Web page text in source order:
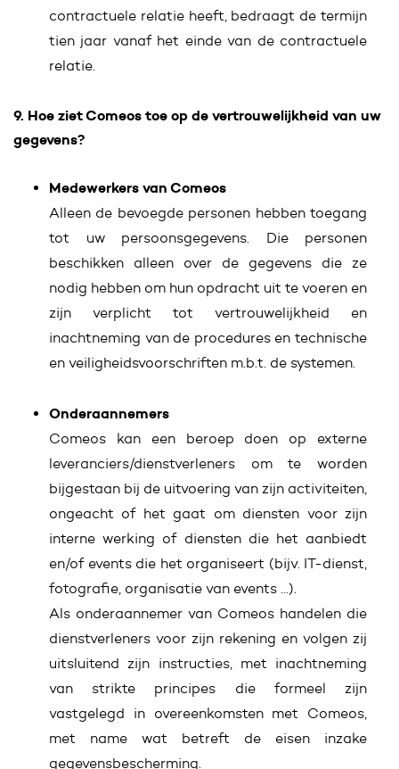
contractuele relatie heeft, bedraagt de termijn
tien jaar vanaf het einde van de contractuele
relatie.
9. Hoe ziet Comeos toe op de vertrouwelijkheid van uw
gegevens?
Medewerkers van Comeos
Alleen de bevoegde personen hebben toegang
tot uw persoonsgegevens. Die personen
beschikken alleen over de gegevens die ze
nodig hebben om hun opdracht uit te voeren en
zijn verplicht tot vertrouwelijkheid en
inachtneming van de procedures en technische
en veiligheidsvoorschriften m.b.t. de systemen.
Onderaannemers
Comeos kan een beroep doen op externe
leveranciers/dienstverleners om te worden
bijgestaan bij de uitvoering van zijn activiteiten,
ongeacht of het gaat om diensten voor zijn
interne werking of diensten die het aanbiedt
en/of events die het organiseert (bijv. IT-dienst,
fotografie, organisatie van events ...).
Als onderaannemer van Comeos handelen die
dienstverleners voor zijn rekening en volgen zij
uitsluitend zijn instructies, met inachtneming
van strikte principes die formeel zijn
vastgelegd in overeenkomsten met Comeos,
met name wat betreft de eisen inzake
gegevensbescherming.